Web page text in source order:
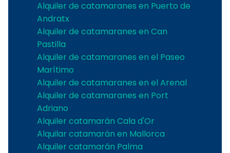
Alquiler de catamaranes en Puerto de
Andratx
Alquiler de catamaranes en Can
Pastilla
Alquiler de catamaranes en el Paseo
Marítimo
Alquiler de catamaranes en el Arenal
Alquiler de catamaranes en Port
Adriano
Alquiler catamarán Cala d'Or
Alquilar catamarán en Mallorca
Alquiler catamarán Palma